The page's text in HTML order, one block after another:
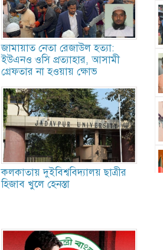
জামায়াত নেতা রেজাউল হত্যা:
ইউএনও ওসি প্রত্যাহার, আসামী
গ্রেফতার না হওয়ায় ক্ষোভ
কলকাতায় দুইবিশ্ববিদ্যালয় ছাত্রীর
হিজাব খুলে হেনস্তা